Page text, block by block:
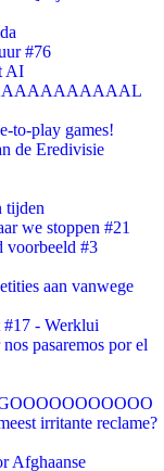
#76
AI
to-play games!
de Eredivisie
tijden
we stoppen #21
voorbeeld #3
aan vanwege
#17 - Werklui
pasaremos por el
irritante reclame?
Afghaanse